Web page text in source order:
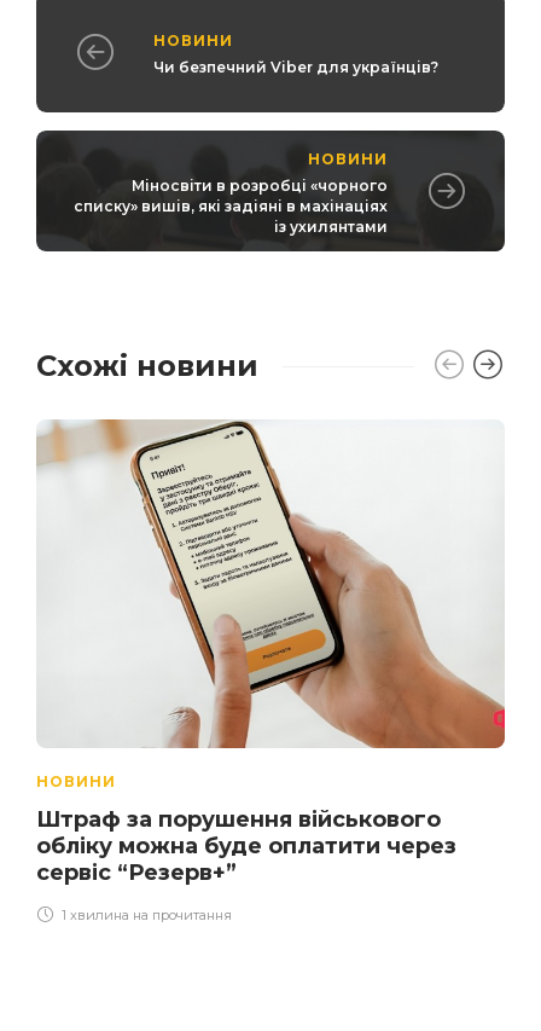
НОВИНИ
Чи безпечний Viber для українців?
НОВИНИ
Міносвіти в розробці «чорного
списку» вишів, які задіяні в махінаціях
із ухилянтами
Схожі новини
НОВИНИ
Штраф за порушення військового
обліку можна буде оплатити через
сервіс “Резерв+”
1 хвилина на прочитання